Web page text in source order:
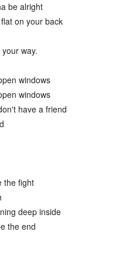
be alright
on your back
way.
windows
windows
have a friend
the fight
deep inside
the end